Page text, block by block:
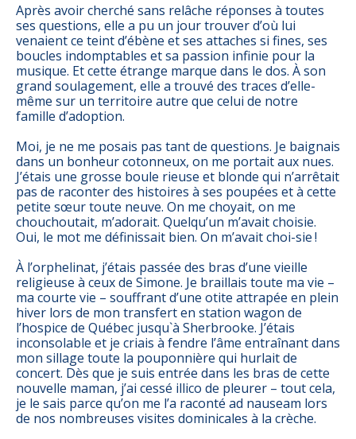
Après avoir cherché sans relâche réponses à toutes
ses questions, elle a pu un jour trouver d’où lui
venaient ce teint d’ébène et ses attaches si fines, ses
boucles indomptables et sa passion infinie pour la
musique. Et cette étrange marque dans le dos. À son
grand soulagement, elle a trouvé des traces d’elle-
même sur un territoire autre que celui de notre
famille d’adoption.
Moi, je ne me posais pas tant de questions. Je baignais
dans un bonheur cotonneux, on me portait aux nues.
J’étais une grosse boule rieuse et blonde qui n’arrêtait
pas de raconter des histoires à ses poupées et à cette
petite sœur toute neuve. On me choyait, on me
chouchoutait, m’adorait. Quelqu’un m’avait choisie.
Oui, le mot me définissait bien. On m’avait choi-sie !
À l’orphelinat, j’étais passée des bras d’une vieille
religieuse à ceux de Simone. Je braillais toute ma vie –
ma courte vie – souffrant d’une otite attrapée en plein
hiver lors de mon transfert en station wagon de
l’hospice de Québec jusqu`à Sherbrooke. J’étais
inconsolable et je criais à fendre l’âme entraînant dans
mon sillage toute la pouponnière qui hurlait de
concert. Dès que je suis entrée dans les bras de cette
nouvelle maman, j’ai cessé illico de pleurer – tout cela,
je le sais parce qu’on me l’a raconté ad nauseam lors
de nos nombreuses visites dominicales à la crèche.